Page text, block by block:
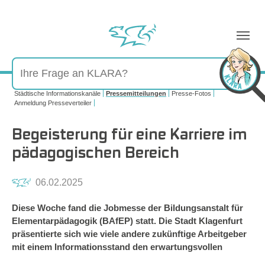
Sie sind hier:
Städtische Informationskanäle Pressemitteilungen
Presse-Fotos
Anmeldung Presseverteiler
Begeisterung für eine Karriere im
pädagogischen Bereich
06.02.2025
Diese Woche fand die Jobmesse der Bildungsanstalt für
Elementarpädagogik (BAfEP) statt. Die Stadt Klagenfurt
präsentierte sich wie viele andere zukünftige Arbeitgeber
mit einem Informationsstand den erwartungsvollen